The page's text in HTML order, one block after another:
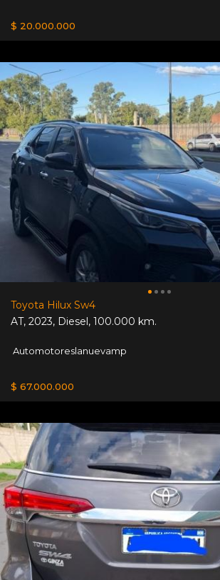
$ 20.000.000
Toyota Hilux Sw4
AT, 2023, Diesel, 100.000 km.
Automotoreslanuevamp
$ 67.000.000